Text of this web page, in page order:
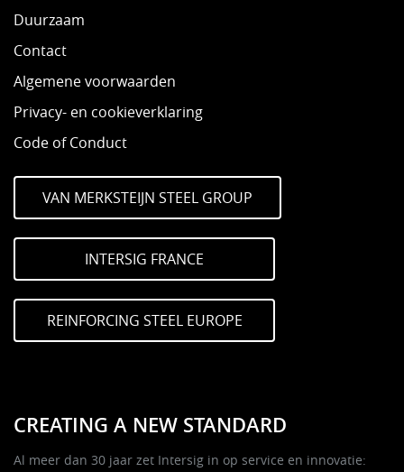
Duurzaam
Contact
Algemene voorwaarden
Privacy- en cookieverklaring
Code of Conduct
VAN MERKSTEIJN STEEL GROUP
INTERSIG FRANCE
REINFORCING STEEL EUROPE
CREATING A NEW STANDARD
Al meer dan 30 jaar zet Intersig in op service en innovatie: